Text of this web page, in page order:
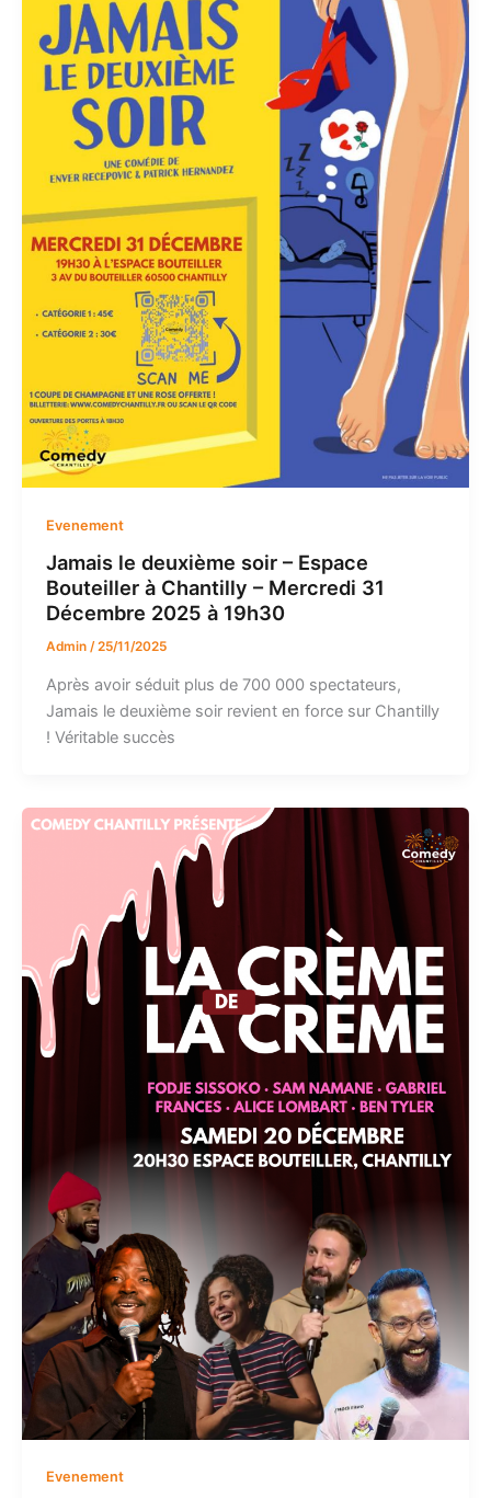
Evenement
Jamais le deuxième soir – Espace
Bouteiller à Chantilly – Mercredi 31
Décembre 2025 à 19h30
Admin /25/11/2025
Après avoir séduit plus de 700 000 spectateurs,
Jamais le deuxième soir revient en force sur Chantilly
! Véritable succès
Evenement